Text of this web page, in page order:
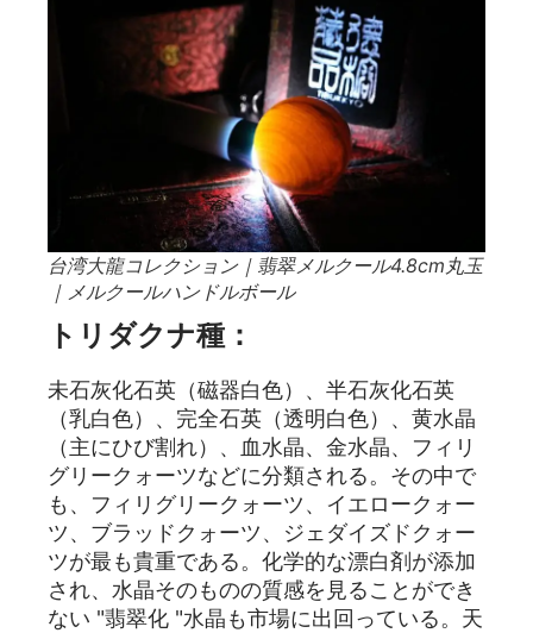
台湾大龍コレクション｜翡翠メルクール4.8cm丸玉
｜メルクールハンドルボール
トリダクナ種：
未石灰化石英（磁器白色）、半石灰化石英
（乳白色）、完全石英（透明白色）、黄水晶
（主にひび割れ）、血水晶、金水晶、フィリ
グリークォーツなどに分類される。その中で
も、フィリグリークォーツ、イエロークォー
ツ、ブラッドクォーツ、ジェダイズドクォー
ツが最も貴重である。化学的な漂白剤が添加
され、水晶そのものの質感を見ることができ
ない "翡翠化 "水晶も市場に出回っている。天